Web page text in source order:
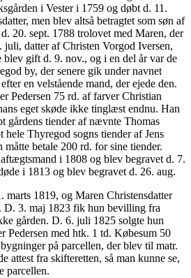
i Vester i 1759 og døbt d. 11.
men blev altså betragtet som søn af
20. sept. 1788 trolovet med Maren, der
datter af Christen Vorgod Iversen,
gift d. 9. nov., og i en del år var de
by, der senere gik under navnet
en velstående mand, der ejede den.
Pedersen 75 rd. af farver Christian
eget skøde ikke tinglæst endnu. Han
gårdens tiender af nævnte Thomas
Thyregod sogns tiender af Jens
måtte betale 200 rd. for sine tiender.
i 1808 og blev begravet d. 7.
i 1813 og blev begravet d. 26. aug.
marts 1819, og Maren Christensdatter
D. 3. maj 1823 fik hun bevilling fra
gården. D. 6. juli 1825 solgte hun
Pedersen med htk. 1 td. Købesum 50
på parcellen, der blev til matr.
attest fra skifteretten, så man kunne se,
parcellen.